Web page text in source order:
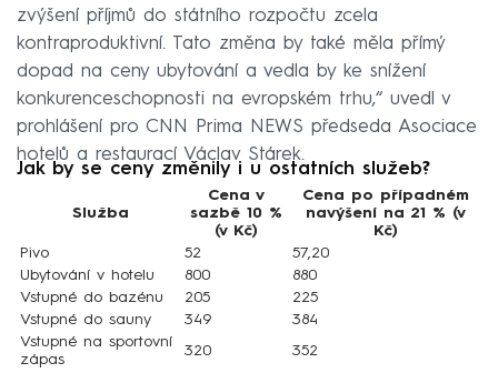
zvýšení příjmů do státního rozpočtu zcela
kontraproduktivní. Tato změna by také měla přímý
dopad na ceny ubytování a vedla by ke snížení
konkurenceschopnosti na evropském trhu,“ uvedl v
prohlášení pro CNN Prima NEWS předseda Asociace
hotelů a restaurací Václav Stárek.
Jak by se ceny změnily i u ostatních služeb?
Služba
Cena v
sazbě 10 %
(v Kč)
Cena po případném
navýšení na 21 % (v
Kč)
Pivo
52
57,20
Ubytování v hotelu
800
880
Vstupné do bazénu
205
225
Vstupné do sauny
349
384
Vstupné na sportovní
zápas
320
352